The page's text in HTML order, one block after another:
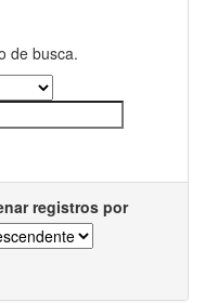
de busca.
registros por